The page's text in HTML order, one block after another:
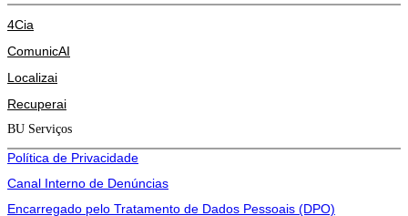
4Cia
ComunicAI
Localizai
Recuperai
BU Serviços
Política de Privacidade
Canal Interno de Denúncias
Encarregado pelo Tratamento de Dados Pessoais (DPO)